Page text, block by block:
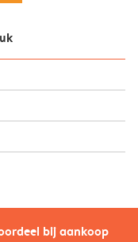
bij aankoop